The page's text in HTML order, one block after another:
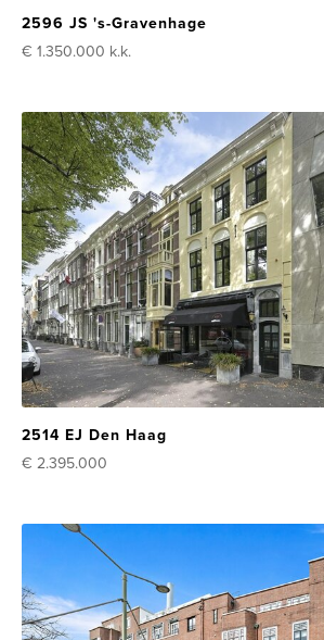
2596 JS 's-Gravenhage
€ 1.350.000 k.k.
2514 EJ Den Haag
€ 2.395.000